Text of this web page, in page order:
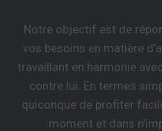
Notre objectif est de
vos besoins en matière
travaillant en harmonie
contre lui. En termes
quiconque de profiter
moment et dans